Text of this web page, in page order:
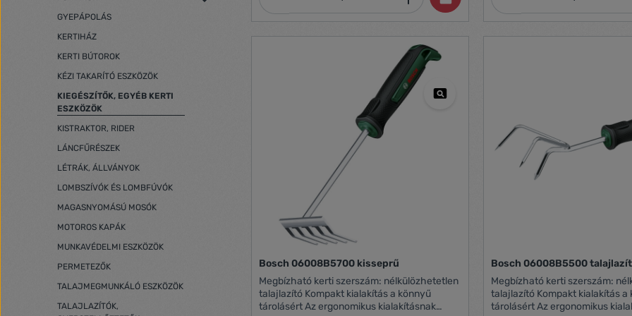
GYEPÁPOLÁS
KERTIHÁZ
KERTI BÚTOROK
KÉZI TAKARÍTÓ ESZKÖZÖK
KIEGÉSZÍTŐK, EGYÉB KERTI
ESZKÖZÖK
KISTRAKTOR, RIDER
LÁNCFŰRÉSZEK
LÉTRÁK, ÁLLVÁNYOK
LOMBSZÍVÓK ÉS LOMBFÚVÓK
MAGASNYOMÁSÚ MOSÓK
MOTOROS KAPÁK
MUNKAVÉDELMI ESZKÖZÖK
PERMETEZŐK
TALAJMEGMUNKÁLÓ ESZKÖZÖK
TALAJLAZÍTÓK,
Bosch 06008B5700 kisseprű
Megbízható kerti szerszám: nélkülözhetetlen
talajlazító Kompakt kialakítás a könnyű
tárolásért Az ergonomikus kialakításnak
Bosch 06008B5500
Megbízható kerti szerszám:
talajlazító Kompakt kialakítás a
tárolásért Az ergonomikus